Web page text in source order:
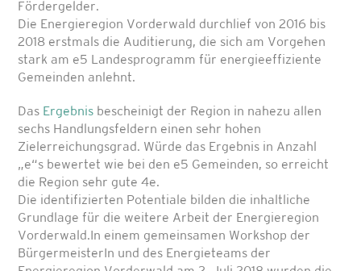
Fördergelder.
Die Energieregion Vorderwald durchlief von 2016 bis
2018 erstmals die Auditierung, die sich am Vorgehen
stark am e5 Landesprogramm für energieeffiziente
Gemeinden anlehnt.
Das Ergebnis bescheinigt der Region in nahezu allen
sechs Handlungsfeldern einen sehr hohen
Zielerreichungsgrad. Würde das Ergebnis in Anzahl
„e“s bewertet wie bei den e5 Gemeinden, so erreicht
die Region sehr gute 4e.
Die identifizierten Potentiale bilden die inhaltliche
Grundlage für die weitere Arbeit der Energieregion
Vorderwald. In einem gemeinsamen Workshop der
BürgermeisterIn und des Energieteams der